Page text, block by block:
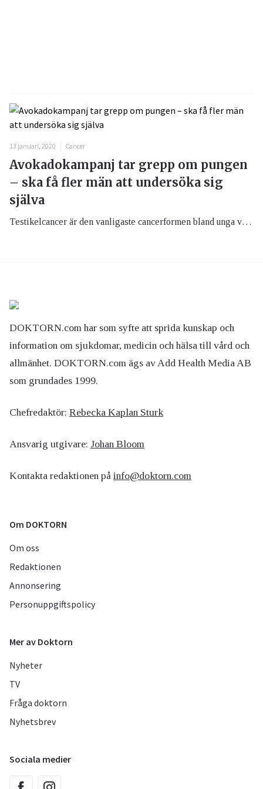
13 januari, 2020 Cancer
Avokadokampanj tar grepp om pungen
– ska få fler män att undersöka sig
själva
Testikelcancer är den vanligaste cancerformen bland unga vuxna. Trots det talas det väldigt lite om den sjukdomsformen. I en ny gerillakampanj, signerad Acne, upplyser organisationen Ung Cancer om hur enkelt personer med pung kan undersöka sig själva.
DOKTORN.com har som syfte att sprida kunskap och
information om sjukdomar, medicin och hälsa till vård och
allmänhet. DOKTORN.com ägs av Add Health Media AB
som grundades 1999.
Chefredaktör: Rebecka Kaplan Sturk
Ansvarig utgivare: Johan Bloom
Kontakta redaktionen på info@doktorn.com
Om DOKTORN
Om oss
Redaktionen
Annonsering
Personuppgiftspolicy
Mer av Doktorn
Nyheter
TV
Fråga doktorn
Nyhetsbrev
Sociala medier